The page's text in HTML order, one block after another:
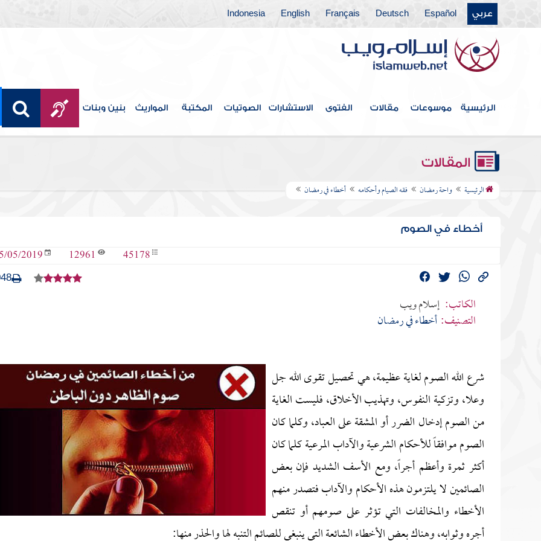
عربي Español
Deutsch
Français
English
Indonesia
الرئيسية موسوعات مقالات الفتوى الاستشارات الصوتيات المكتبة المواريث بنين وبنات
المقالات
الرئيسية واحة رمضان فقه الصيام وأحكامه أخطاء في رمضان
أخطاء في الصوم
45178
12961
05/2019
الكاتب: إسلام ويب
التصنيف:أخطاء في رمضان
شرع الله الصوم لغاية عظيمة، هي تحصيل تقوى الله جل
وعلا، وتزكية النفوس، وتهذيب الأخلاق، فليست الغاية
من الصوم إدخال الضرر أو المشقة على العباد، وكلما كان
الصوم موافقاً للأحكام الشرعية والآداب المرعية كلما كان
أكثر ثمرة وأعظم أجراً، ومع الأسف الشديد فإن بعض
الصائمين لا يلتزمون هذه الأحكام والآداب فتصدر منهم
الأخطاء والمخالفات التي تؤثر على صومهم أو تنقص
أجره وثوابه، وهناك بعض الأخطاء الشائعة التي ينبغي للصائم التنبه لها والحذر منها: